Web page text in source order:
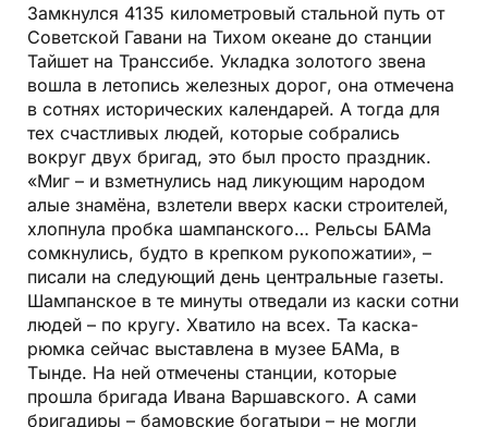
Замкнулся 4135 километровый стальной путь от
Советской Гавани на Тихом океане до станции
Тайшет на Транссибе. Укладка золотого звена
вошла в летопись железных дорог, она отмечена
в сотнях исторических календарей. А тогда для
тех счастливых людей, которые собрались
вокруг двух бригад, это был просто праздник.
«Миг – и взметнулись над ликующим народом
алые знамёна, взлетели вверх каски строителей,
хлопнула пробка шампанского… Рельсы БАМа
сомкнулись, будто в крепком рукопожатии», –
писали на следующий день центральные газеты.
Шампанское в те минуты отведали из каски сотни
людей – по кругу. Хватило на всех. Та каска-
рюмка сейчас выставлена в музее БАМа, в
Тынде. На ней отмечены станции, которые
прошла бригада Ивана Варшавского. А сами
бригадиры – бамовские богатыри – не могли